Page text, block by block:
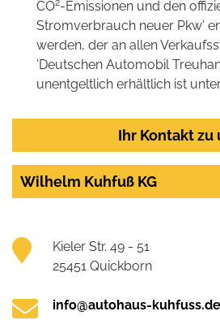
CO2-Emissionen und den
Stromverbrauch neuer Pkw'
werden, der an allen
'Deutschen Automobil
unentgeltlich erhältlich ist
Ihr Kontakt zu
Wilhelm Kuhfuß KG
Kieler Str. 49 - 51
25451 Quickborn
info@autohaus-kuhfuss.de